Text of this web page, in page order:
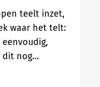
teelt inzet,
waar het telt:
dit nog…